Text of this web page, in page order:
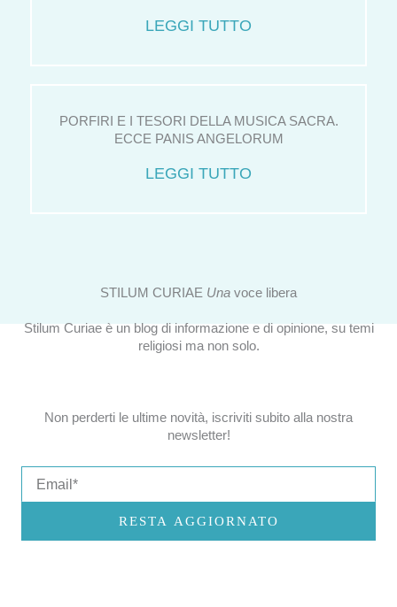
LEGGI TUTTO
PORFIRI E I TESORI DELLA MUSICA SACRA.
ECCE PANIS ANGELORUM
LEGGI TUTTO
STILUM CURIAE Una voce libera
Stilum Curiae è un blog di informazione e di opinione, su temi
religiosi ma non solo.
Non perderti le ultime novità, iscriviti subito alla nostra
newsletter!
RESTA AGGIORNATO